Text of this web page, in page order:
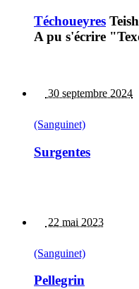
Téchoueyres
A pu s'écrire
30 septembre 2024
(Sanguinet)
Surgentes
22 mai 2023
(Sanguinet)
Pellegrin